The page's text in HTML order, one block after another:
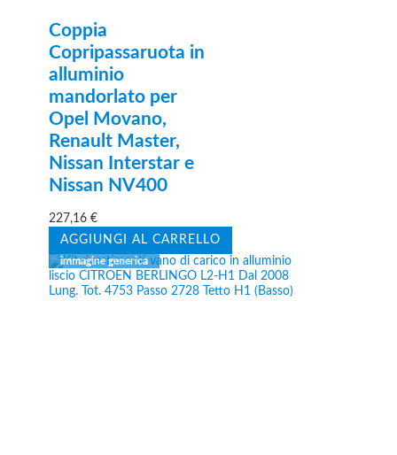
Coppia
Copripassaruota in
alluminio
mandorlato per
Opel Movano,
Renault Master,
Nissan Interstar e
Nissan NV400
227,16€
AGGIUNGI AL CARRELLO